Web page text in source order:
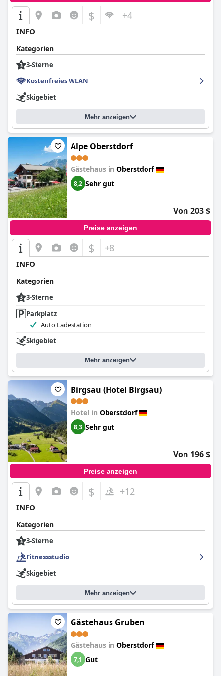
$ +4
INFO
Kategorien
3-Sterne
Kostenfreies WLAN
Skigebiet
Mehr anzeigen
Alpe Oberstdorf
Gästehaus in Oberstdorf
8,2 Sehr gut
Von 203 $
Preise anzeigen
$ +8
INFO
Kategorien
3-Sterne
Parkplatz
E Auto Ladestation
Skigebiet
Mehr anzeigen
Birgsau (Hotel Birgsau)
Hotel in Oberstdorf
8,3 Sehr gut
Von 196 $
Preise anzeigen
$ +12
INFO
Kategorien
3-Sterne
Fitnessstudio
Skigebiet
Mehr anzeigen
Gästehaus Gruben
Gästehaus in Oberstdorf
7,1 Gut